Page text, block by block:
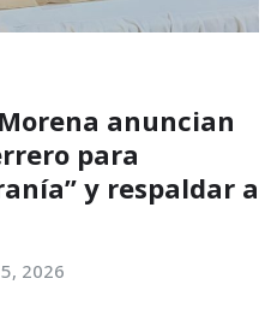
anuncian
para
y respaldar a
2026